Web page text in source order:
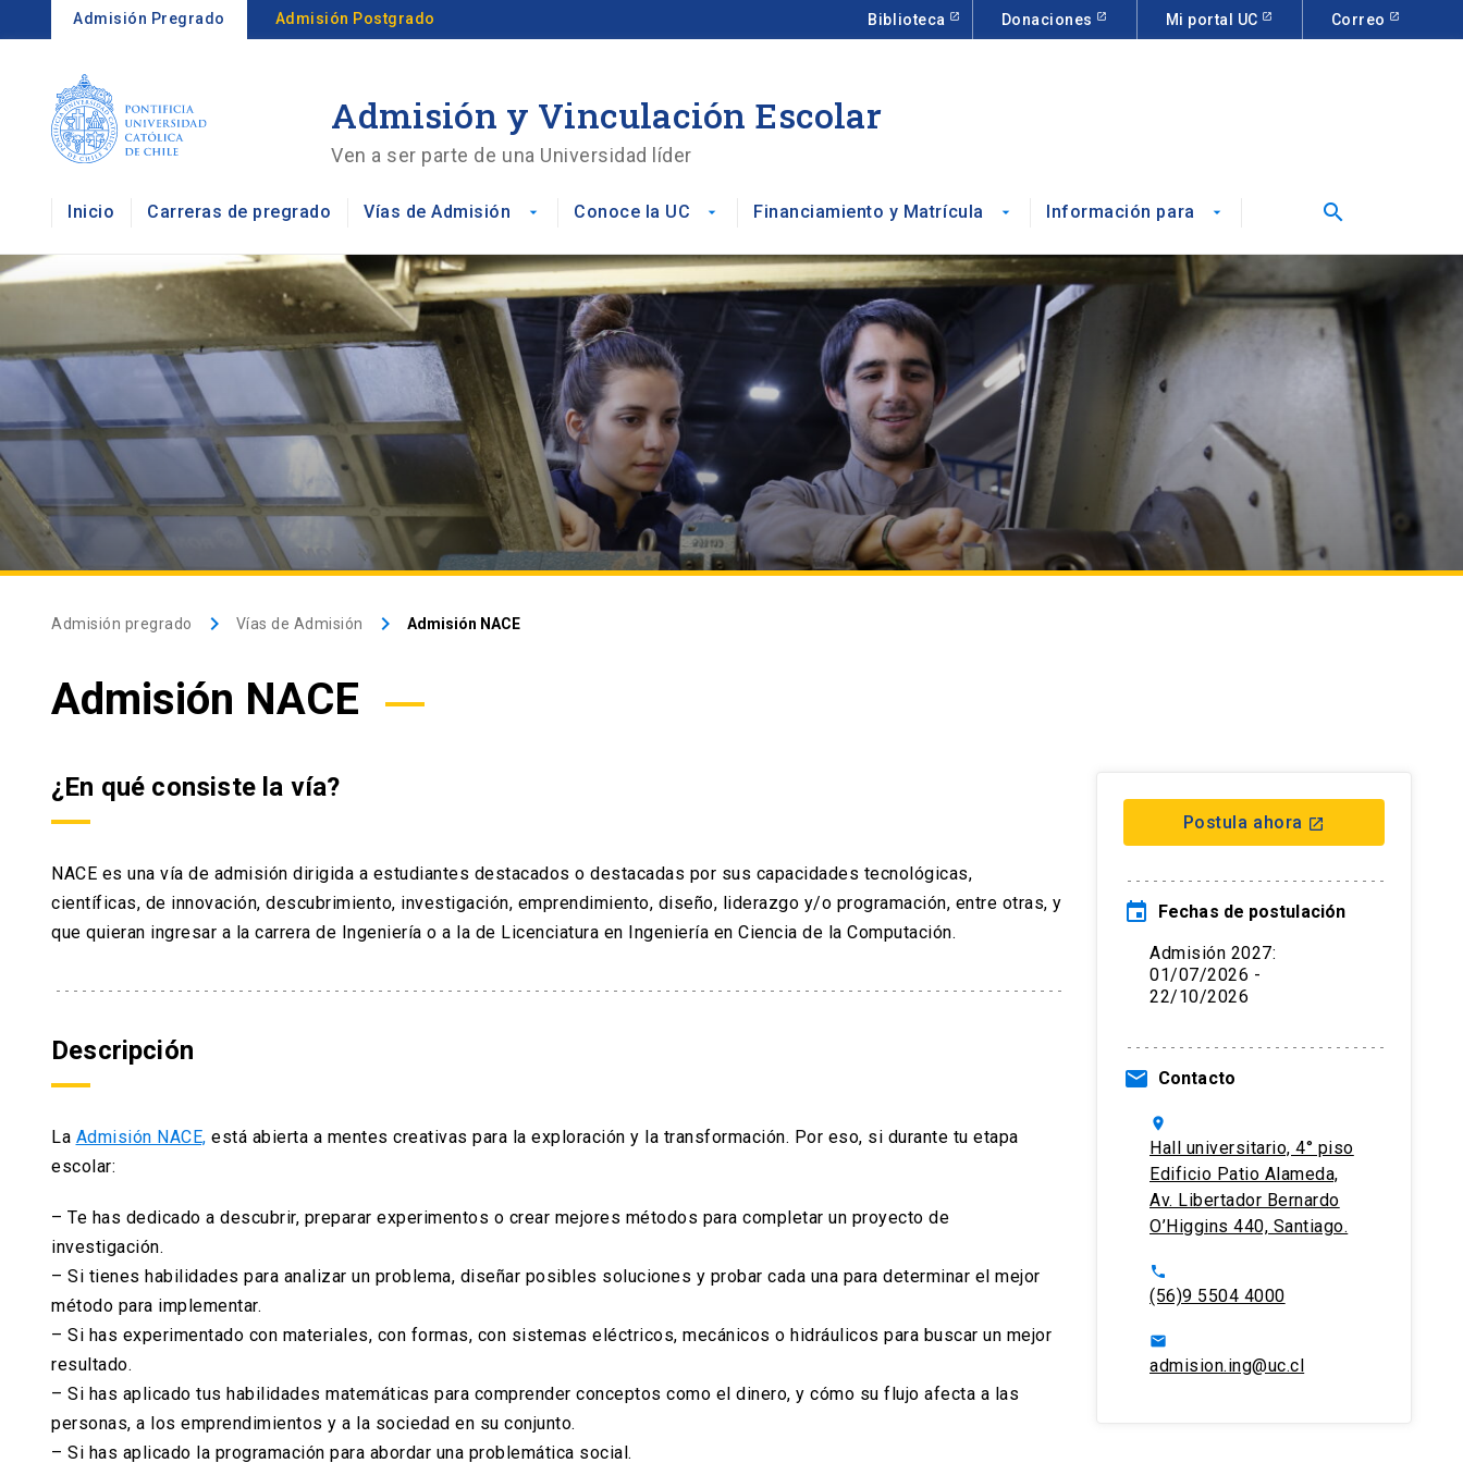
Admisión Pregrado Admisión Postgrado Biblioteca Donaciones Mi portal UC Correo
Admisión y Vinculación Escolar
Ven a ser parte de una Universidad líder
Inicio Carreras de pregrado Vías de Admisión arrow_drop_down Conoce la UC arrow_drop_down Financiamiento y Matrícula arrow_drop_down Información para arrow_drop_down search
Admisión pregrado keyboard_arrow_right Vías de Admisión keyboard_arrow_right Admisión NACE
Admisión NACE
¿En qué consiste la vía?
NACE es una vía de admisión dirigida a estudiantes destacados o destacadas por sus capacidades tecnológicas,
científicas, de innovación, descubrimiento, investigación, emprendimiento, diseño, liderazgo y/o programación, entre otras, y
que quieran ingresar a la carrera de Ingeniería o a la de Licenciatura en Ingeniería en Ciencia de la Computación.
Descripción
La Admisión NACE, está abierta a mentes creativas para la exploración y la transformación. Por eso, si durante tu etapa
escolar:
– Te has dedicado a descubrir, preparar experimentos o crear mejores métodos para completar un proyecto de
investigación.
– Si tienes habilidades para analizar un problema, diseñar posibles soluciones y probar cada una para determinar el mejor
método para implementar.
– Si has experimentado con materiales, con formas, con sistemas eléctricos, mecánicos o hidráulicos para buscar un mejor
resultado.
– Si has aplicado tus habilidades matemáticas para comprender conceptos como el dinero, y cómo su flujo afecta a las
personas, a los emprendimientos y a la sociedad en su conjunto.
– Si has aplicado la programación para abordar una problemática social.
Postula ahora launch
event
Fechas de postulación
Admisión 2027:
01/07/2026 -
22/10/2026
email Contacto
location_on
Hall universitario, 4° piso
Edificio Patio Alameda,
Av. Libertador Bernardo
O’Higgins 440, Santiago.
phone
(56)9 5504 4000
email
admision.ing@uc.cl